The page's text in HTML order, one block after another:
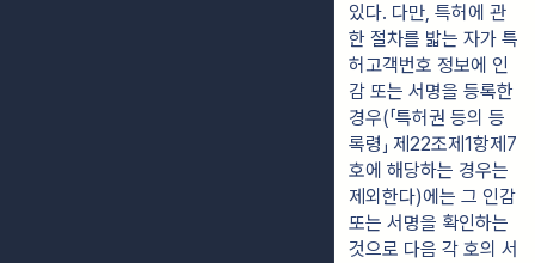
있다. 다만, 특허에 관
한 절차를 밟는 자가 특
허고객번호 정보에 인
감 또는 서명을 등록한
경우(「특허권 등의 등
록령」 제22조제1항제7
호에 해당하는 경우는
제외한다)에는 그 인감
또는 서명을 확인하는
것으로 다음 각 호의 서